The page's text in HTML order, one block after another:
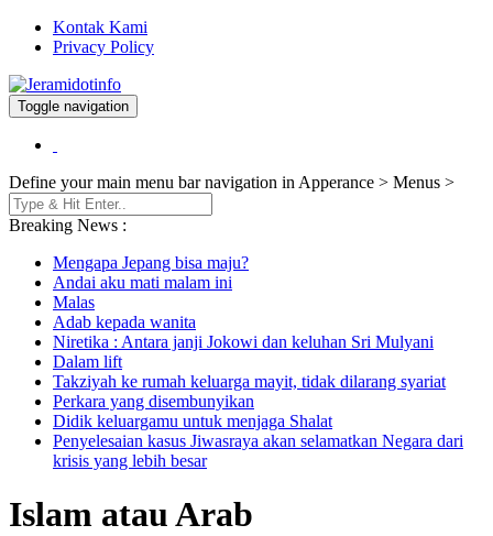
Kontak Kami
Privacy Policy
Jeramidotinfo
Berita dan Informasi Terkini
Toggle navigation
Define your main menu bar navigation in Apperance > Menus >
Breaking News :
Mengapa Jepang bisa maju?
Andai aku mati malam ini
Malas
Adab kepada wanita
Niretika : Antara janji Jokowi dan keluhan Sri Mulyani
Dalam lift
Takziyah ke rumah keluarga mayit, tidak dilarang syariat
Perkara yang disembunyikan
Didik keluargamu untuk menjaga Shalat
Penyelesaian kasus Jiwasraya akan selamatkan Negara dari
krisis yang lebih besar
Islam atau Arab